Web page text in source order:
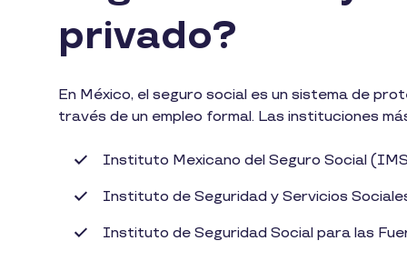
privado?
En México, el seguro social es un sistema de
través de un empleo formal. Las instituciones
Instituto Mexicano del Seguro Social
Instituto de Seguridad y Servicios
Instituto de Seguridad Social para las